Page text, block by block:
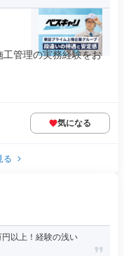
管理の実務経験をお
気になる
る
以上！経験の浅い